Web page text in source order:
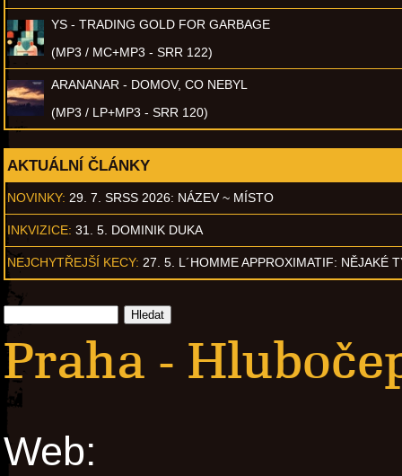
YS - TRADING GOLD FOR GARBAGE
(MP3 / MC+MP3 - SRR 122)
ARANANAR - DOMOV, CO NEBYL
(MP3 / LP+MP3 - SRR 120)
AKTUÁLNÍ ČLÁNKY
NOVINKY: 29. 7. SRSS 2026: NÁZEV ~ MÍSTO
INKVIZICE: 31. 5. DOMINIK DUKA
NEJCHYTŘEJŠÍ KECY: 27. 5. L´HOMME APPROXIMATIF: NĚJAKÉ
Praha -
Web: